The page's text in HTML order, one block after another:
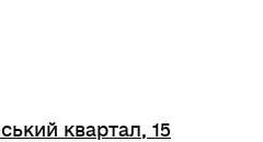
квартал, 15